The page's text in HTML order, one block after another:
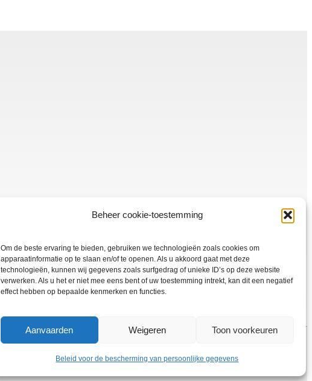
Beheer cookie-toestemming
Om de beste ervaring te bieden, gebruiken we technologieën zoals cookies om
apparaatinformatie op te slaan en/of te openen. Als u akkoord gaat met deze
technologieën, kunnen wij gegevens zoals surfgedrag of unieke ID’s op deze website
verwerken. Als u het er niet mee eens bent of uw toestemming intrekt, kan dit een negatief
effect hebben op bepaalde kenmerken en functies.
Aanvaarden Weigeren Toon voorkeuren
Beleid voor de bescherming van persoonlijke gegevens